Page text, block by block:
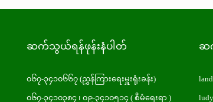
ဆက်သွယ်ရန်ဖုန်းနံပါတ်
၀၆၇-၃၄၁၀၆၆၇ (ညွှန်ကြားရေးမှူးရုံးခန်း)
၀၆၇-၃၄၁၀၃၈၄၊ ၀၉-၃၄၁၀၅၁၄( စီမံရေးရာ )
ဆ